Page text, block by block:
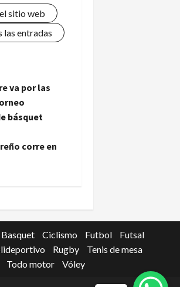
sitio web
las entradas
va por las
básquet
corre en
Basquet Ciclismo Futbol
Futsal
Rugby
Tenis de mesa
Todo motor
Vóley